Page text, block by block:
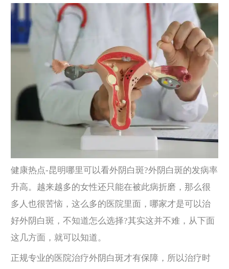
健康热点-昆明哪里可以看外阴白斑?外阴白斑的发病率
升高。越来越多的女性还只能在被此病折磨，那么很
多人也很苦恼，这么多的医院里面，哪家才是可以治
好外阴白斑，不知道怎么选择?其实这并不难，从下面
这几方面，就可以知道。
正规专业的医院治疗外阴白斑才有保障，所以治疗时